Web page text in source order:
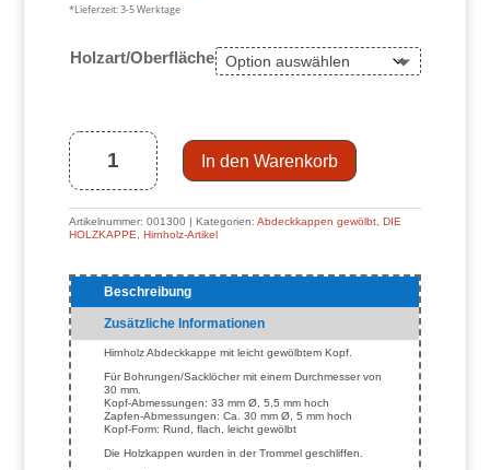
*Lieferzeit:3-5 Werktage
Holzart/Oberfläche
Hirnholz
Abdeckkappe,
Kopf
gewölbt,
für
30mm
ØSackloch/Bohrung
Menge In den Warenkorb
Artikelnummer: 001300 Kategorien: Abdeckkappen gewölbt, DIE
HOLZKAPPE
Hirnholz-Artikel
Beschreibung
Zusätzliche Informationen
Hirnholz Abdeckkappe mit leicht gewölbtem Kopf.
Für Bohrungen/Sacklöcher mit einem Durchmesser von
30 mm.
Kopf-Abmessungen: 33 mm Ø, 5,5 mm hoch
Zapfen-Abmessungen: Ca. 30 mm Ø, 5 mm hoch
Kopf-Form: Rund, flach, leicht gewölbt
Die Holzkappen wurden in der Trommel geschliffen.